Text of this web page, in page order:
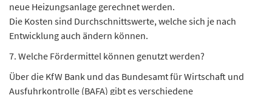
neue Heizungsanlage gerechnet werden.
Die Kosten sind Durchschnittswerte, welche sich je nach
Entwicklung auch ändern können.
7. Welche Fördermittel können genutzt werden?
Über die KfW Bank und das Bundesamt für Wirtschaft und
Ausfuhrkontrolle (BAFA) gibt es verschiedene